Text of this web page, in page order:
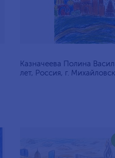
Казначеева Полина
лет, Россия, г. Михайловск